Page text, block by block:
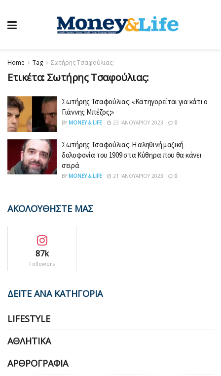
Home Tag Σωτήρης Τσαφούλιας:
Ετικέτα: Σωτήρης Τσαφούλιας:
Σωτήρης Τσαφούλιας: «Κατηγορείται για κάτι ο
Γιάννης Μπέζος;»
BY MONEY & LIFE 23 ΙΑΝΟΥΑΡΊΟΥ 2023 0
Σωτήρης Τσαφούλιας: Η αληθινή μαζική
δολοφονία του 1909 στα Κύθηρα που θα κάνει
σειρά
BY MONEY & LIFE 21 ΙΑΝΟΥΑΡΊΟΥ 2023 0
ΑΚΟΛΟΥΘΗΣΤΕ ΜΑΣ
87k
Followers
ΔΕΙΤΕ ΑΝΑ ΚΑΤΗΓΟΡΙΑ
LIFESTYLE
ΑΘΛΗΤΙΚΆ
ΑΡΘΡΟΓΡΑΦΊΑ